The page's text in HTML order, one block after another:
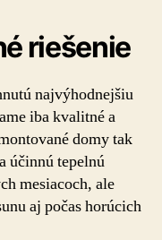
riešenie
najvýhodnejšiu
iba kvalitné a
domy tak
účinnú tepelnú
mesiacoch, ale
aj počas horúcich